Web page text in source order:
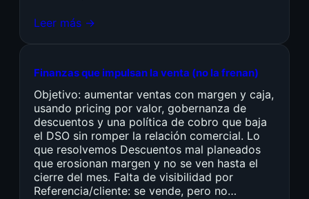
Leer más →
Finanzas que impulsan la venta (no la frenan)
Objetivo: aumentar ventas con margen y caja,
usando pricing por valor, gobernanza de
descuentos y una política de cobro que baja
el DSO sin romper la relación comercial. Lo
que resolvemos Descuentos mal planeados
que erosionan margen y no se ven hasta el
cierre del mes. Falta de visibilidad por
Referencia/cliente: se vende, pero no…